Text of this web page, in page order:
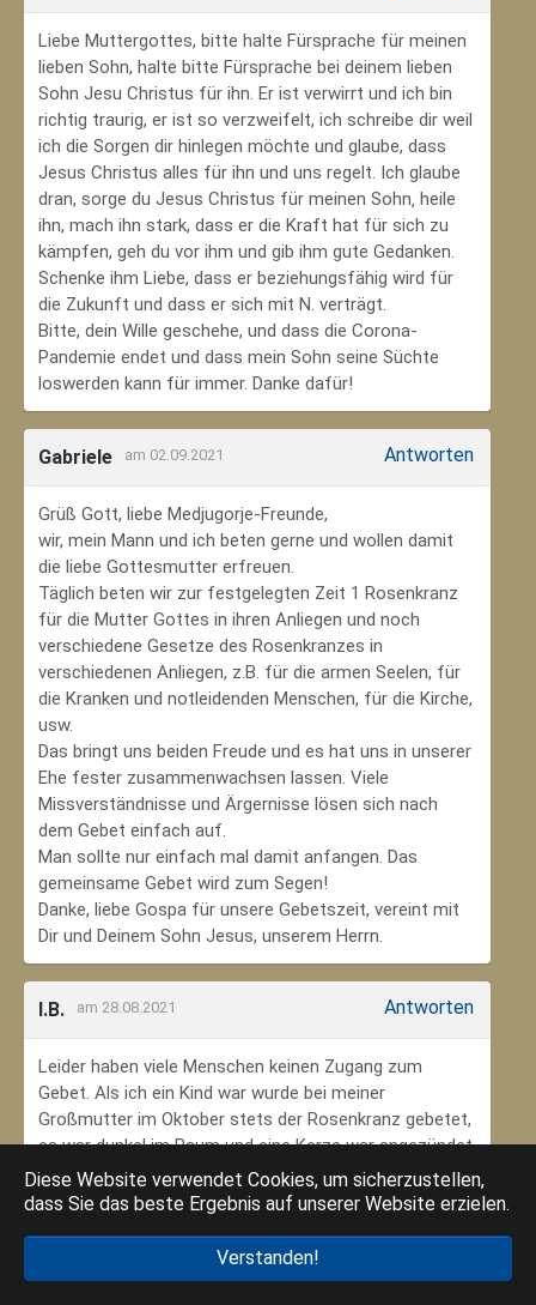
Diese Website verwendet Cookies, um sicherzustellen,
dass Sie das beste Ergebnis auf unserer Website erzielen.
Verstanden!
Liebe Muttergottes, bitte halte Fürsprache für meinen
lieben Sohn, halte bitte Fürsprache bei deinem lieben
Sohn Jesu Christus für ihn. Er ist verwirrt und ich bin
richtig traurig, er ist so verzweifelt, ich schreibe dir weil
ich die Sorgen dir hinlegen möchte und glaube, dass
Jesus Christus alles für ihn und uns regelt. Ich glaube
dran, sorge du Jesus Christus für meinen Sohn‚ heile
ihn, mach ihn stark, dass er die Kraft hat für sich zu
kämpfen, geh du vor ihm und gib ihm gute Gedanken.
Schenke ihm Liebe, dass er beziehungsfähig wird für
die Zukunft und dass er sich mit N. verträgt.
Bitte, dein Wille geschehe, und dass die Corona-
Pandemie endet und dass mein Sohn seine Süchte
loswerden kann für immer. Danke dafür!
Gabriele am 02.09.2021 Antworten
Grüß Gott, liebe Medjugorje-Freunde,
wir, mein Mann und ich beten gerne und wollen damit
die liebe Gottesmutter erfreuen.
Täglich beten wir zur festgelegten Zeit 1 Rosenkranz
für die Mutter Gottes in ihren Anliegen und noch
verschiedene Gesetze des Rosenkranzes in
verschiedenen Anliegen, z.B. für die armen Seelen, für
die Kranken und notleidenden Menschen, für die Kirche,
usw.
Das bringt uns beiden Freude und es hat uns in unserer
Ehe fester zusammenwachsen lassen. Viele
Missverständnisse und Ärgernisse lösen sich nach
dem Gebet einfach auf.
Man sollte nur einfach mal damit anfangen. Das
gemeinsame Gebet wird zum Segen!
Danke, liebe Gospa für unsere Gebetszeit, vereint mit
Dir und Deinem Sohn Jesus, unserem Herrn.
I.B. am 28.08.2021 Antworten
Leider haben viele Menschen keinen Zugang zum
Gebet. Als ich ein Kind war wurde bei meiner
Großmutter im Oktober stets der Rosenkranz gebetet,
es war dunkel im Raum und eine Kerze war angezündet.
Ich habe mich ungeheuer geborgen gefühlt. Das weiß
ich jetzt im Alter sehr zu schätzen. Danke an meine
Danke an die Gottesmutter Maria, dass ich beten kann.